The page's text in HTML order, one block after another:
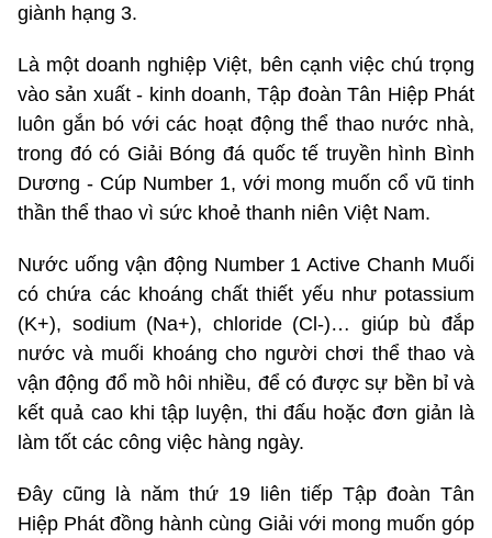
giành hạng 3.
Là một doanh nghiệp Việt, bên cạnh việc chú trọng
vào sản xuất - kinh doanh, Tập đoàn Tân Hiệp Phát
luôn gắn bó với các hoạt động thể thao nước nhà,
trong đó có Giải Bóng đá quốc tế truyền hình Bình
Dương - Cúp Number 1, với mong muốn cổ vũ tinh
thần thể thao vì sức khoẻ thanh niên Việt Nam.
Nước uống vận động Number 1 Active Chanh Muối
có chứa các khoáng chất thiết yếu như potassium
(K+), sodium (Na+), chloride (Cl-)… giúp bù đắp
nước và muối khoáng cho người chơi thể thao và
vận động đổ mồ hôi nhiều, để có được sự bền bỉ và
kết quả cao khi tập luyện, thi đấu hoặc đơn giản là
làm tốt các công việc hàng ngày.
Đây cũng là năm thứ 19 liên tiếp Tập đoàn Tân
Hiệp Phát đồng hành cùng Giải với mong muốn góp